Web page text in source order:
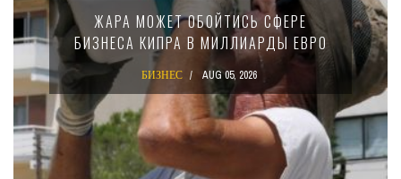
ЖАРА МОЖЕТ ОБОЙТИСЬ СФЕРЕ
БИЗНЕСА КИПРА В МИЛЛИАРДЫ ЕВРО
БИЗНЕС AUG 05, 2026